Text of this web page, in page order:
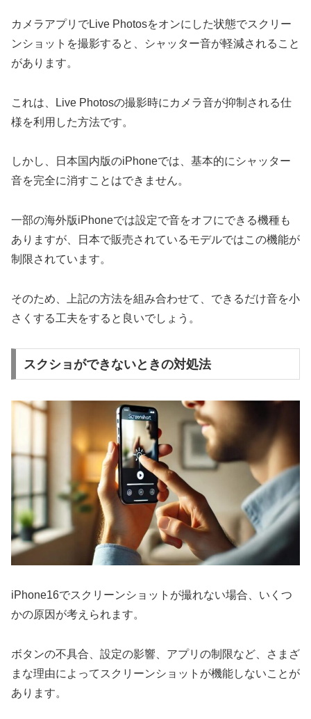
カメラアプリでLive Photosをオンにした状態でスクリー
ンショットを撮影すると、シャッター音が軽減されること
があります。
これは、Live Photosの撮影時にカメラ音が抑制される仕
様を利用した方法です。
しかし、日本国内版のiPhoneでは、基本的にシャッター
音を完全に消すことはできません。
一部の海外版iPhoneでは設定で音をオフにできる機種も
ありますが、日本で販売されているモデルではこの機能が
制限されています。
そのため、上記の方法を組み合わせて、できるだけ音を小
さくする工夫をすると良いでしょう。
スクショができないときの対処法
iPhone16でスクリーンショットが撮れない場合、いくつ
かの原因が考えられます。
ボタンの不具合、設定の影響、アプリの制限など、さまざ
まな理由によってスクリーンショットが機能しないことが
あります。